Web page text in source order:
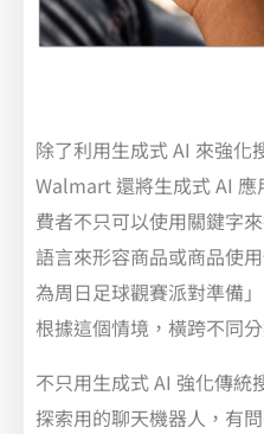
除了利用生成式 AI 來強化
Walmart 還將生成式 AI
費者不只可以使用關鍵字
語言來形容商品或商品使
為周日足球觀賽派對準備
根據這個情境，橫跨不同
不只用生成式 AI 強化傳統
探索用的聊天機器人，有